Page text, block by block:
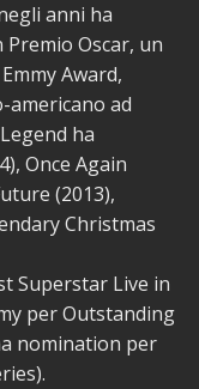
anni ha
Oscar, un
Award,
ad
ha
Once Again
(2013),
Christmas
Superstar Live in
per Outstanding
nomination per